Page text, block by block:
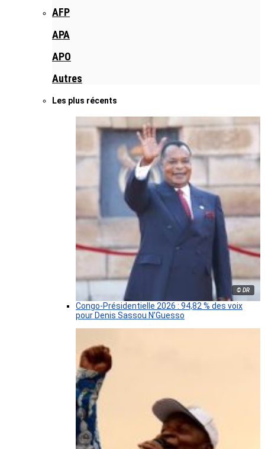
AFP
APA
APO
Autres
Les plus récents
© DR
Congo-Présidentielle 2026 : 94,82 % des voix
pour Denis Sassou N’Guesso